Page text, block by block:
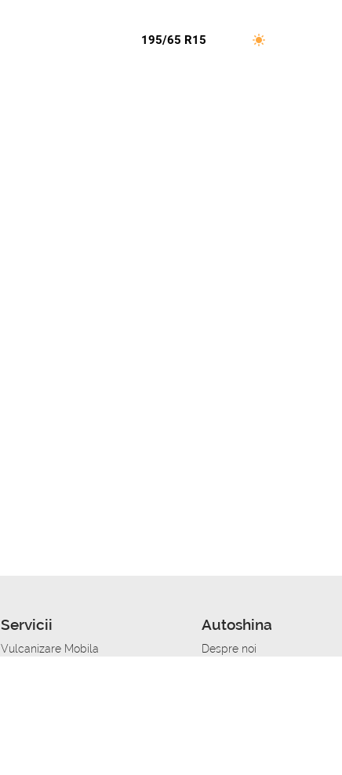
195/65 R15
Servicii
Vulcanizare Mobila
Autoshina
Despre noi